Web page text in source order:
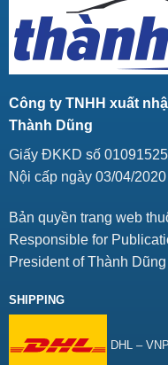
Công ty TNHH xuất
Thành Dũng
Giấy ĐKKD số
Nội cấp ngày 03/04/2020
Bản quyền trang web
Responsible for
President of Thành
SHIPPING
DHL –